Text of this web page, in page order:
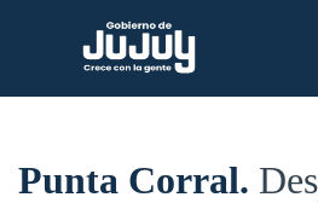
Punta Corral